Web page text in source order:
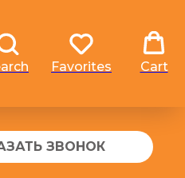
Favorites Cart
ЗВОНОК